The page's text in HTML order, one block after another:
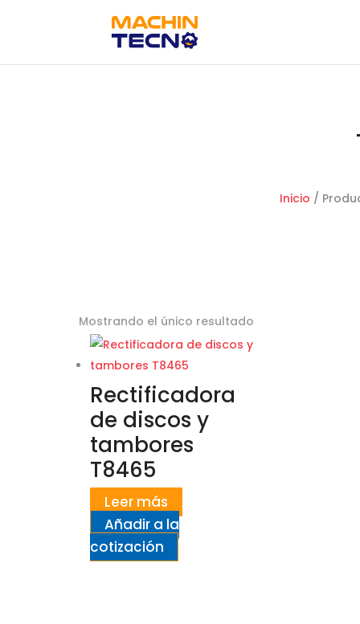
Inicio /
Mostrando el único resultado
Rectificadora
de discos y
tambores
T8465
Leer más
Añadir a la
cotización